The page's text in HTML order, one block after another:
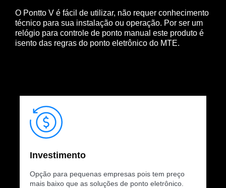
O Pontto V é fácil de utilizar, não requer conhecimento
técnico para sua instalação ou operação. Por ser um
relógio para controle de ponto manual este produto é
isento das regras do ponto eletrônico do MTE.
Investimento
Opção para pequenas empresas pois tem preço
mais baixo que as soluções de ponto eletrônico.